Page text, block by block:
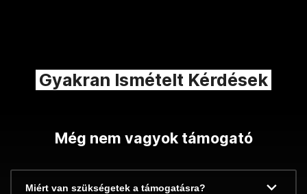
Gyakran Ismételt Kérdések
Még nem vagyok támogató
Miért van szükségetek a támogatásra?